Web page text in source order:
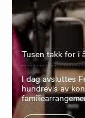
Tusen takk for i
I dag avsluttes
hundrevis av